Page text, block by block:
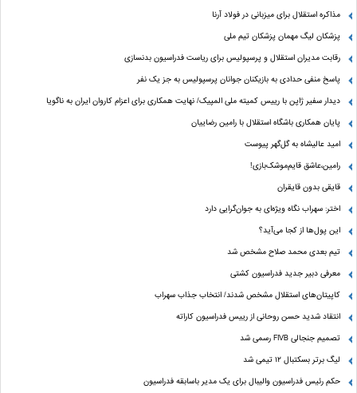
مذاکره استقلال برای میزبانی در فولاد آرنا
پزشکان لیگ مهمان پزشکان تیم ملی
رقابت مدیران استقلال و پرسپولیس برای ریاست فدراسیون بدنسازی
پاسخ منفی حدادی به بازیکنان جوانان پرسپولیس به جز یک نفر
دیدار سفیر ژاپن با رییس کمیته ملی المپیک/ نهایت همکاری برای اعزام کاروان ایران به ناگویا
پایان همکاری باشگاه استقلال با رامین رضاییان
امید عالیشاه به گل‌گهر پیوست
رامین،عاشق قایم‌موشک‌بازی!
قایقی بدون قایقران
اختر: سهراب نگاه ویژه‌ای به جوان‌گرایی دارد
این پول‌ها از کجا می‌آید؟
تیم بعدی محمد صلاح مشخص شد
معرفی دبیر جدید فدراسیون کشتی
کاپیتان‌های استقلال مشخص شدند/ انتخاب جذاب سهراب
انتقاد شدید حسن روحانی از رییس فدراسیون کاراته
تصمیم جنجالی FIVB رسمی شد
لیگ برتر بسکتبال ۱۲ تیمی شد
حکم رئیس فدراسیون والیبال برای یک مدیر باسابقه فدراسیون